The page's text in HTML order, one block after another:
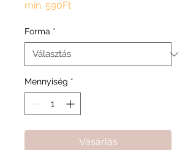
min. 590FtAkciós
Forma *
Mennyiség *
Vásárlás